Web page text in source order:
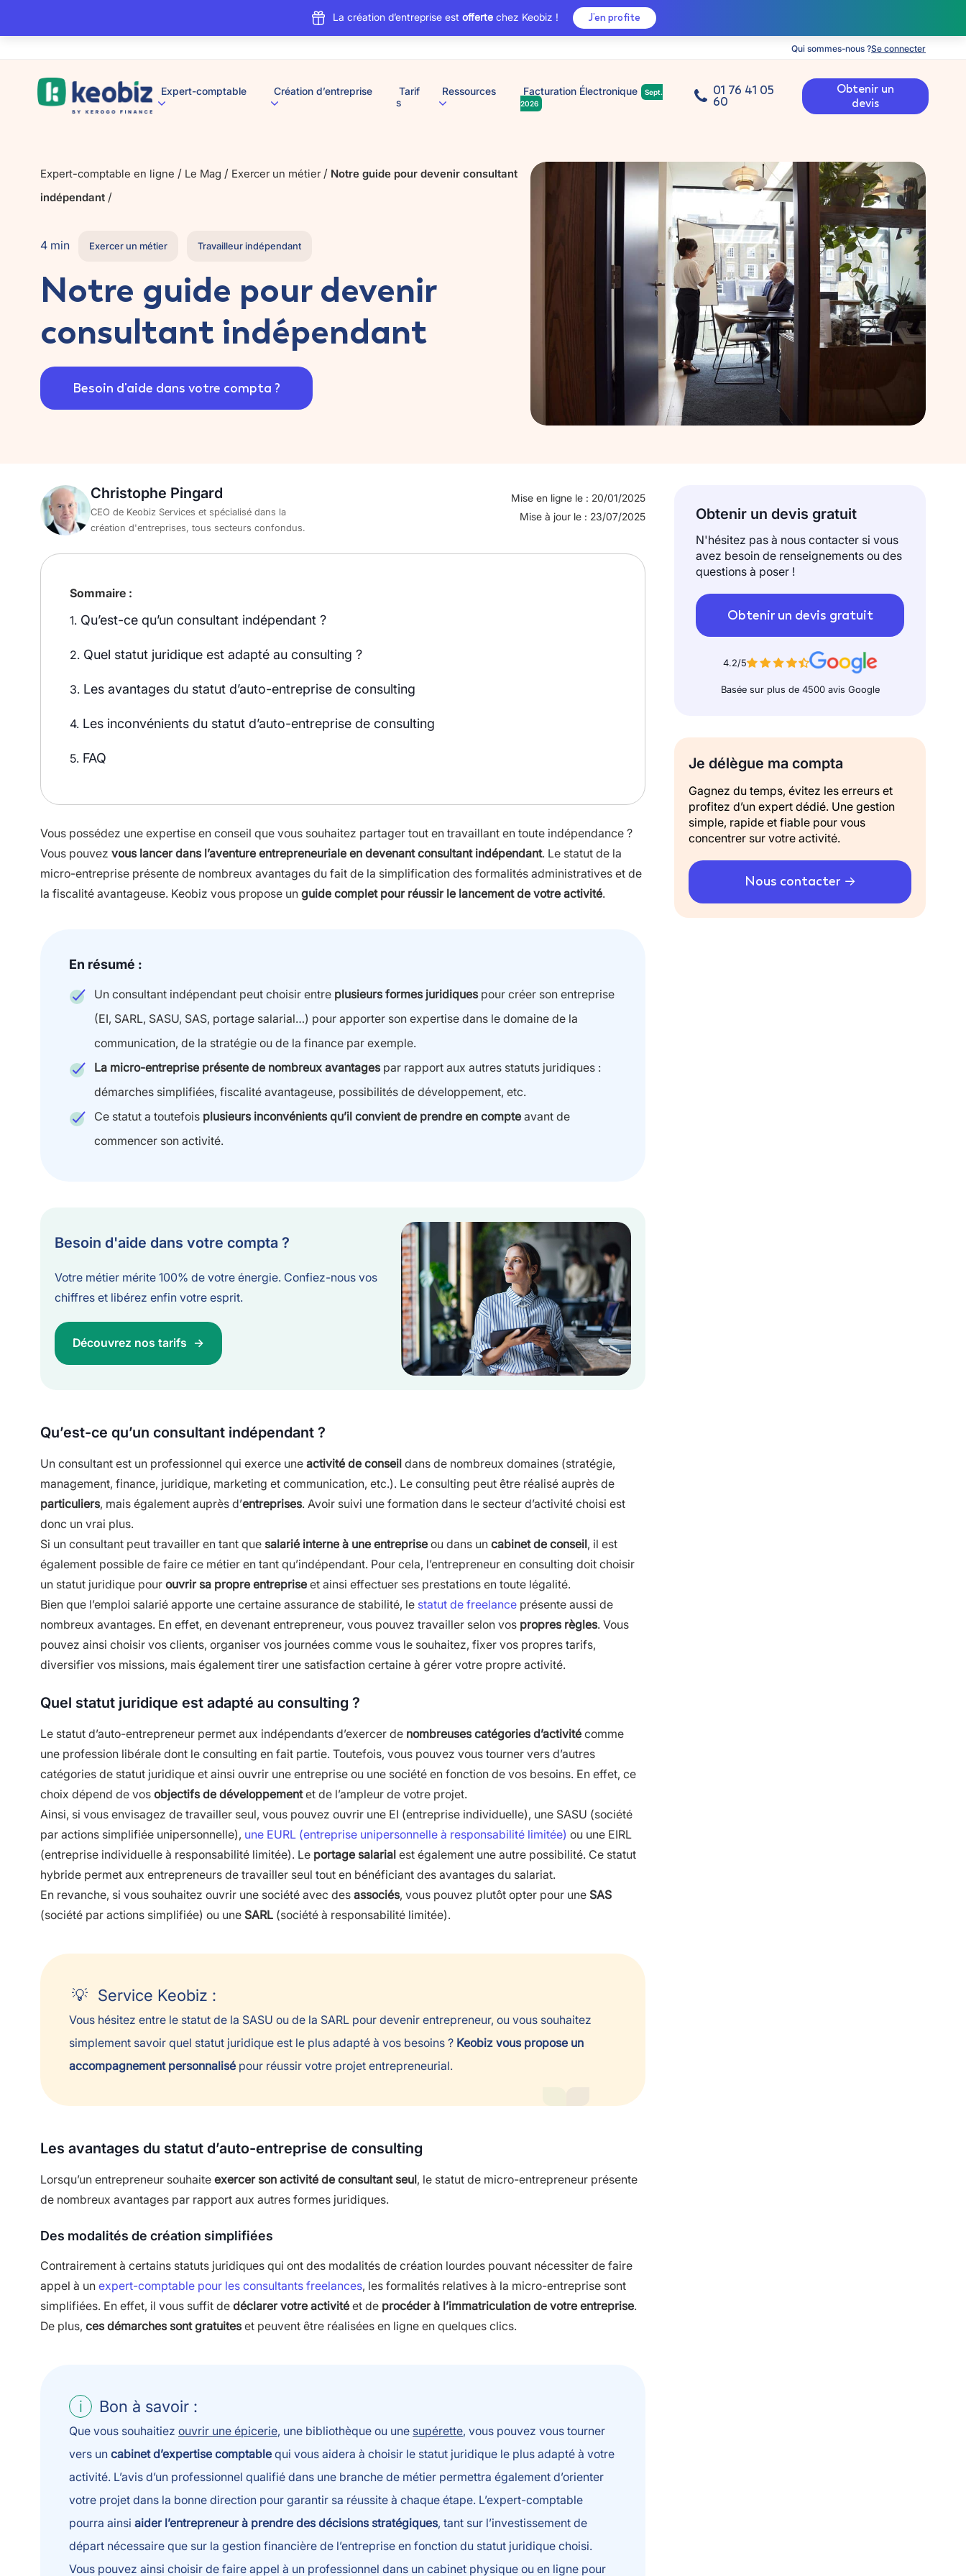
La création d’entreprise est offertechez Keobiz ! J’en profite
Qui sommes-nous ?Se connecter
A
c
c
u
Expert-comptable Création d’entreprise
Tarif
s
Ressources Facturation Électronique
Sept.
2026
01 76 41 05
60
Obtenir un
devis
Expert-comptable en ligne / Le Mag / Exercer un métier/ Notre guide pour devenir consultant
indépendant /
4 min Exercer un métier Travailleur indépendant
Notre guide pour devenir
consultant indépendant
Besoin d'aide dans votre compta ?
Christophe Pingard
CEO de Keobiz Services et spécialisé dans la
création d'entreprises, tous secteurs confondus.
Mise en ligne le : 20/01/2025
Mise à jour le : 23/07/2025
Sommaire :
1. Qu’est-ce qu’un consultant indépendant ?
2. Quel statut juridique est adapté au consulting ?
3. Les avantages du statut d’auto-entreprise de consulting
4. Les inconvénients du statut d’auto-entreprise de consulting
5. FAQ
Vous possédez une expertise en conseil que vous souhaitez partager tout en travaillant en toute indépendance ?
Vous pouvez vous lancer dans l’aventure entrepreneuriale en devenant consultant indépendant. Le statut de la
micro-entreprise présente de nombreux avantages du fait de la simplification des formalités administratives et de
la fiscalité avantageuse. Keobiz vous propose un guide complet pour réussir le lancement de votre activité.
En résumé :
Un consultant indépendant peut choisir entre plusieurs formes juridiquespour créer son entreprise
(EI, SARL, SASU, SAS, portage salarial…) pour apporter son expertise dans le domaine de la
communication, de la stratégie ou de la finance par exemple.
La micro-entreprise présente de nombreux avantagespar rapport aux autres statuts juridiques :
démarches simplifiées, fiscalité avantageuse, possibilités de développement, etc.
Ce statut a toutefois plusieurs inconvénients qu’il convient de prendre en compte avant de
commencer son activité.
Besoin d'aide dans votre compta ?
Votre métier mérite 100% de votre énergie. Confiez-nous vos
chiffres et libérez enfin votre esprit.
Découvrez nos tarifs
Qu’est-ce qu’un consultant indépendant ?
Un consultant est un professionnel qui exerce une activité de conseil dans de nombreux domaines (stratégie,
management, finance, juridique, marketing et communication, etc.). Le consulting peut être réalisé auprès de
particuliers, mais également auprès d’entreprises. Avoir suivi une formation dans le secteur d’activité choisi est
donc un vrai plus.
Si un consultant peut travailler en tant que salarié interne à une entreprise ou dans un cabinet de conseil, il est
également possible de faire ce métier en tant qu’indépendant. Pour cela, l’entrepreneur en consulting doit choisir
un statut juridique pour ouvrir sa propre entreprise et ainsi effectuer ses prestations en toute légalité.
Bien que l’emploi salarié apporte une certaine assurance de stabilité, le statut de freelance présente aussi de
nombreux avantages. En effet, en devenant entrepreneur, vous pouvez travailler selon vos propres règles. Vous
pouvez ainsi choisir vos clients, organiser vos journées comme vous le souhaitez, fixer vos propres tarifs,
diversifier vos missions, mais également tirer une satisfaction certaine à gérer votre propre activité.
Quel statut juridique est adapté au consulting ?
Le statut d’auto-entrepreneur permet aux indépendants d’exercer de nombreuses catégories d’activité comme
une profession libérale dont le consulting en fait partie. Toutefois, vous pouvez vous tourner vers d’autres
catégories de statut juridique et ainsi ouvrir une entreprise ou une société en fonction de vos besoins. En effet, ce
choix dépend de vos objectifs de développementet de l’ampleur de votre projet.
Ainsi, si vous envisagez de travailler seul, vous pouvez ouvrir une EI (entreprise individuelle), une SASU (société
par actions simplifiée unipersonnelle), une EURL (entreprise unipersonnelle à responsabilité limitée) ou une EIRL
(entreprise individuelle à responsabilité limitée). Le portage salarial est également une autre possibilité. Ce statut
hybride permet aux entrepreneurs de travailler seul tout en bénéficiant des avantages du salariat.
En revanche, si vous souhaitez ouvrir une société avec des associés, vous pouvez plutôt opter pour une SAS
(société par actions simplifiée) ou une SARL (société à responsabilité limitée).
Service Keobiz :
Vous hésitez entre le statut de la SASU ou de la SARL pour devenir entrepreneur, ou vous souhaitez
simplement savoir quel statut juridique est le plus adapté à vos besoins ? Keobiz vous propose un
accompagnement personnalisé pour réussir votre projet entrepreneurial.
Les avantages du statut d’auto-entreprise de consulting
Lorsqu’un entrepreneur souhaite exercer son activité de consultant seul, le statut de micro-entrepreneur présente
de nombreux avantages par rapport aux autres formes juridiques.
Des modalités de création simplifiées
Contrairement à certains statuts juridiques qui ont des modalités de création lourdes pouvant nécessiter de faire
appel à un expert-comptable pour les consultants freelances, les formalités relatives à la micro-entreprise sont
simplifiées. En effet, il vous suffit de déclarer votre activité et de procéder à l’immatriculation de votre entreprise.
De plus, ces démarches sont gratuiteset peuvent être réalisées en ligne en quelques clics.
Bon à savoir :
Que vous souhaitiez ouvrir une épicerie, une bibliothèque ou une supérette, vous pouvez vous tourner
vers un cabinet d’expertise comptable qui vous aidera à choisir le statut juridique le plus adapté à votre
activité. L’avis d’un professionnel qualifié dans une branche de métier permettra également d’orienter
votre projet dans la bonne direction pour garantir sa réussite à chaque étape. L’expert-comptable
pourra ainsi aider l’entrepreneur à prendre des décisions stratégiques, tant sur l’investissement de
départ nécessaire que sur la gestion financière de l’entreprise en fonction du statut juridique choisi.
Vous pouvez ainsi choisir de faire appel à un professionnel dans un cabinet physique ou en ligne pour
Obtenir un devis gratuit
N'hésitez pas à nous contacter si vous
avez besoin de renseignements ou des
questions à poser !
Obtenir un devis gratuit
4.2/5
Basée sur plus de 4500 avis Google
Je délègue ma compta
Gagnez du temps, évitez les erreurs et
profitez d’un expert dédié. Une gestion
simple, rapide et fiable pour vous
concentrer sur votre activité.
Nous contacter